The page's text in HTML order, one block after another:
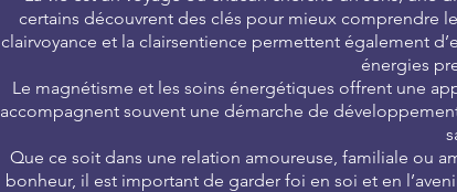
certains découvrent des clés pour mieux comprendre
clairvoyance et la clairsentience permettent également
énergies
Le magnétisme et les soins énergétiques offrent une
accompagnent souvent une démarche de
Que ce soit dans une relation amoureuse, familiale ou
bonheur, il est important de garder foi en soi et en